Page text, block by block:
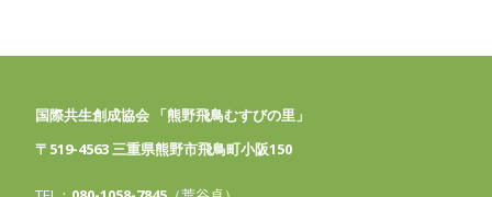
国際共生創成協会 「熊野飛鳥むすびの里」
〒519-4563 三重県熊野市飛鳥町小阪150